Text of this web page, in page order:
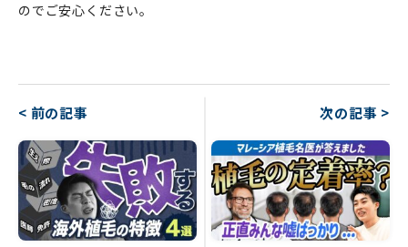
のでご安心ください。
< 前の記事 次の記事 >